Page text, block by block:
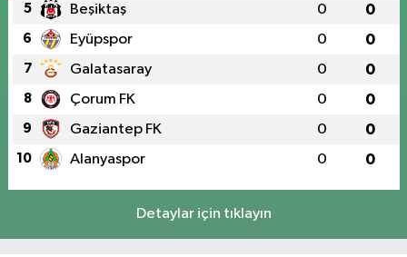
5 Beşiktaş 0 0
6 Eyüpspor 0 0
7 Galatasaray 0 0
8 Çorum FK 0 0
9 Gaziantep FK 0 0
10 Alanyaspor 0 0
Detaylar için tıklayın